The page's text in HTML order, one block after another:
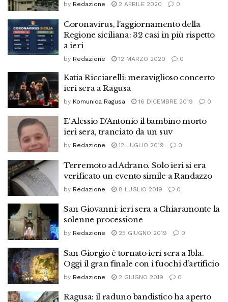
by Redazione 2 APRILE 2020 0
Coronavirus, l’aggiornamento della
Regione siciliana: 32 casi in più rispetto
a ieri
by Redazione 12 MARZO 2020 0
Katia Ricciarelli: meraviglioso concerto
ieri sera a Ragusa
by Komunica Ragusa 16 DICEMBRE 2019 0
E’ Alessio D’Antonio il bambino morto
ieri sera, tranciato da un suv
by Redazione 12 LUGLIO 2019 0
Terremoto ad Adrano. Solo ieri si era
verificato un evento simile a Randazzo
by Redazione 8 LUGLIO 2019 0
San Giovanni: ieri sera a Chiaramonte la
solenne processione
by Redazione 25 GIUGNO 2019 0
San Giorgio è tornato ieri sera a Ibla.
Oggi il gran finale con i fuochi d’artificio
by Redazione 2 GIUGNO 2019 0
Ragusa: il raduno bandistico ha aperto